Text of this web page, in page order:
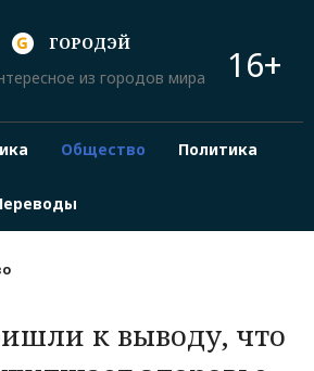
ГОРОДЭЙ
из городов мира
16+
Общество Политика
к выводу, что